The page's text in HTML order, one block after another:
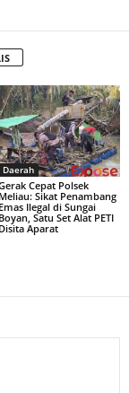
Daerah
Cepat Polsek
Meliau: Sikat Penambang
Emas Ilegal di Sungai
Boyan, Satu Set Alat PETI
Disita Aparat